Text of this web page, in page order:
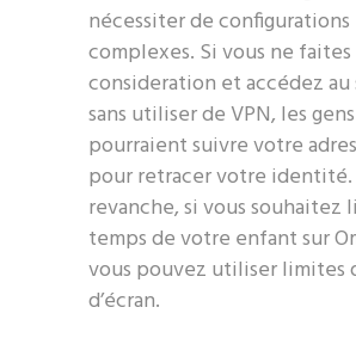
nécessiter de configurations
complexes. Si vous ne faites
consideration et accédez
sans utiliser de VPN, les gens
pourraient suivre votre
pour retracer votre identité.
revanche, si vous souhaitez
temps de votre enfant sur
vous pouvez utiliser limites
d’écran.